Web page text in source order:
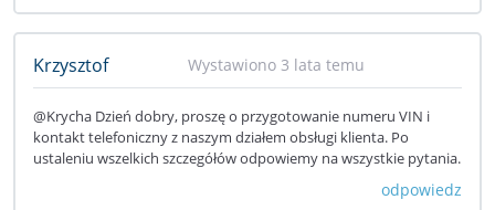
Krzysztof Wystawiono 3 lata temu
@Krycha Dzień dobry, proszę o przygotowanie numeru VIN i
kontakt telefoniczny z naszym działem obsługi klienta. Po
ustaleniu wszelkich szczegółów odpowiemy na wszystkie pytania.
odpowiedz